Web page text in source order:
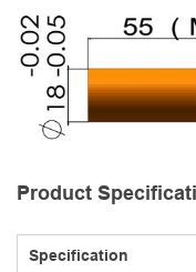
Product
Specification